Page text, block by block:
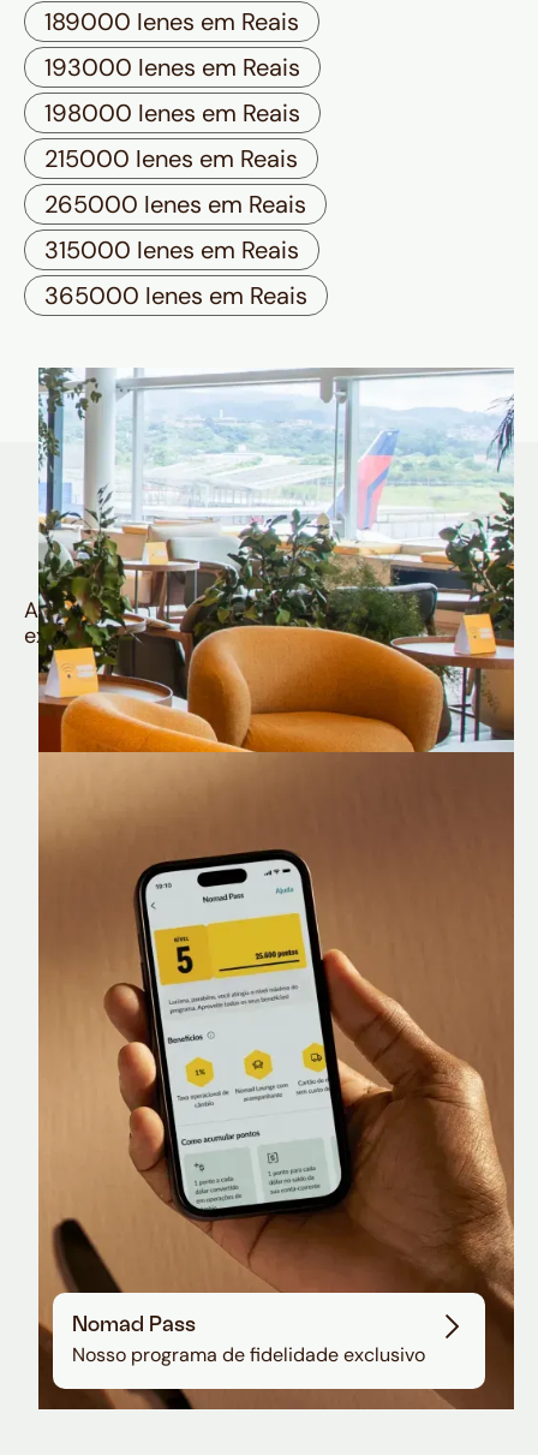
189000 Ienes em Reais
193000 Ienes em Reais
198000 Ienes em Reais
215000 Ienes em Reais
265000 Ienes em Reais
315000 Ienes em Reais
365000 Ienes em Reais
Quem é Nomad tem
muito mais
Aproveite todos os benefícios e vantagens
exclusivas da sua Conta Internacional
Nomad Lounge
Sala VIP no Aeroporto de Guarulhos
Nomad Pass
Nosso programa de fidelidade exclusivo